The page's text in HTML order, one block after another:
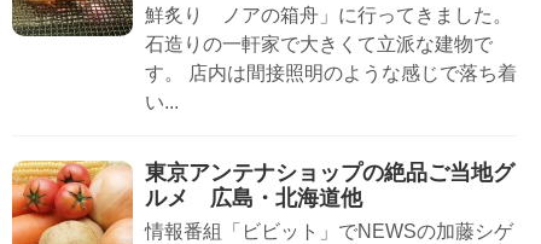
鮮炙り ノアの箱舟」に行ってきました。
石造りの一軒家で大きくて立派な建物で
す。 店内は間接照明のような感じで落ち着
い...
東京アンテナショップの絶品ご当地グ
ルメ 広島・北海道他
情報番組「ビビット」でNEWSの加藤シゲ